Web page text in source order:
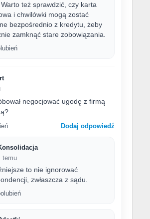
Warto też sprawdzić, czy karta
i chwilówki mogą zostać
bezpośrednio z kredytu, żeby
zamknąć stare zobowiązania.
negocjować ugodę z firmą
Dodaj odpowiedź
temu
to nie ignorować
zwłaszcza z sądu.